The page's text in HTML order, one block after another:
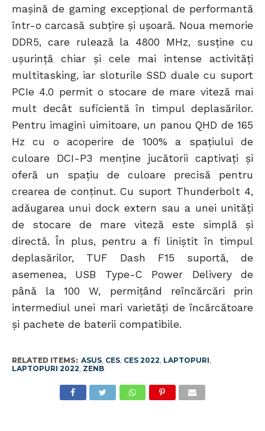
mașină de gaming excepțional de performantă
într-o carcasă subțire și ușoară. Noua memorie
DDR5, care rulează la 4800 MHz, susține cu
ușurință chiar și cele mai intense activități
multitasking, iar sloturile SSD duale cu suport
PCIe 4.0 permit o stocare de mare viteză mai
mult decât suficientă în timpul deplasărilor.
Pentru imagini uimitoare, un panou QHD de 165
Hz cu o acoperire de 100% a spațiului de
culoare DCI-P3 menține jucătorii captivați și
oferă un spațiu de culoare precisă pentru
crearea de conținut. Cu suport Thunderbolt 4,
adăugarea unui dock extern sau a unei unități
de stocare de mare viteză este simplă și
directă. În plus, pentru a fi liniștit în timpul
deplasărilor, TUF Dash F15 suportă, de
asemenea, USB Type-C Power Delivery de
până la 100 W, permițând reîncărcări prin
intermediul unei mari varietăți de încărcătoare
și pachete de baterii compatibile.
RELATED ITEMS: ASUS, CES, CES 2022, LAPTOPURI,
LAPTOPURI 2022, ZENB